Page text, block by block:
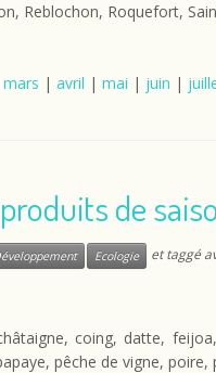
Reblochon, Roquefort,
mars | avril | mai | juin |
de
Ecologie et taggé
coing, datte,
pêche de vigne,